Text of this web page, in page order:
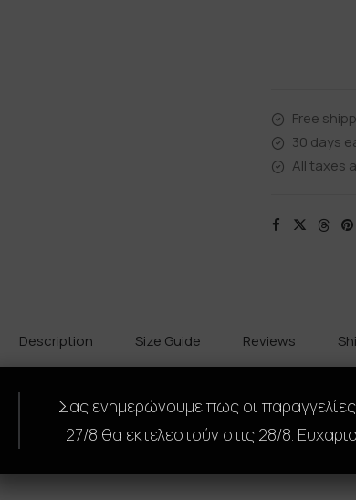
Free
30 days
All taxes
Description Size Guide Reviews
για να μεταμορφώσει πλήρως το κινητό σου με ένα
3M, προσφέρει τέλεια εφαρμογή και προστασία
Σας ενημερώνουμε πως οι
27/8 θα εκτελεστούν στις 28/8.